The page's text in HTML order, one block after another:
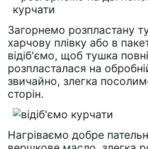
Загорнемо розпластану
харчову плівку або в
відіб'ємо, щоб тушка
розпласталася на
звичайно, злегка
сторін.
Нагріваємо добре